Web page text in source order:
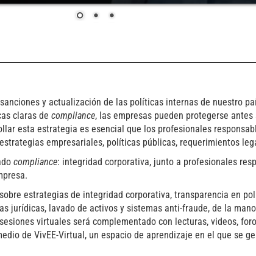
y actualización de las políticas internas de nuestro
claras de compliance, las empresas pueden protegerse
esta estrategia es esencial que los profesionales
empresariales, políticas públicas, requerimientos
compliance: integridad corporativa, junto a profesionales
estrategias de integridad corporativa, transparencia en
jurídicas, lavado de activos y sistemas anti-fraude, de la
virtuales será complementado con lecturas, videos,
de VivEE-Virtual, un espacio de aprendizaje en el que se